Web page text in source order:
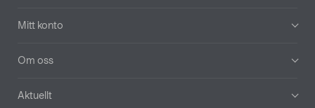
Mitt konto
Om oss
Aktuellt